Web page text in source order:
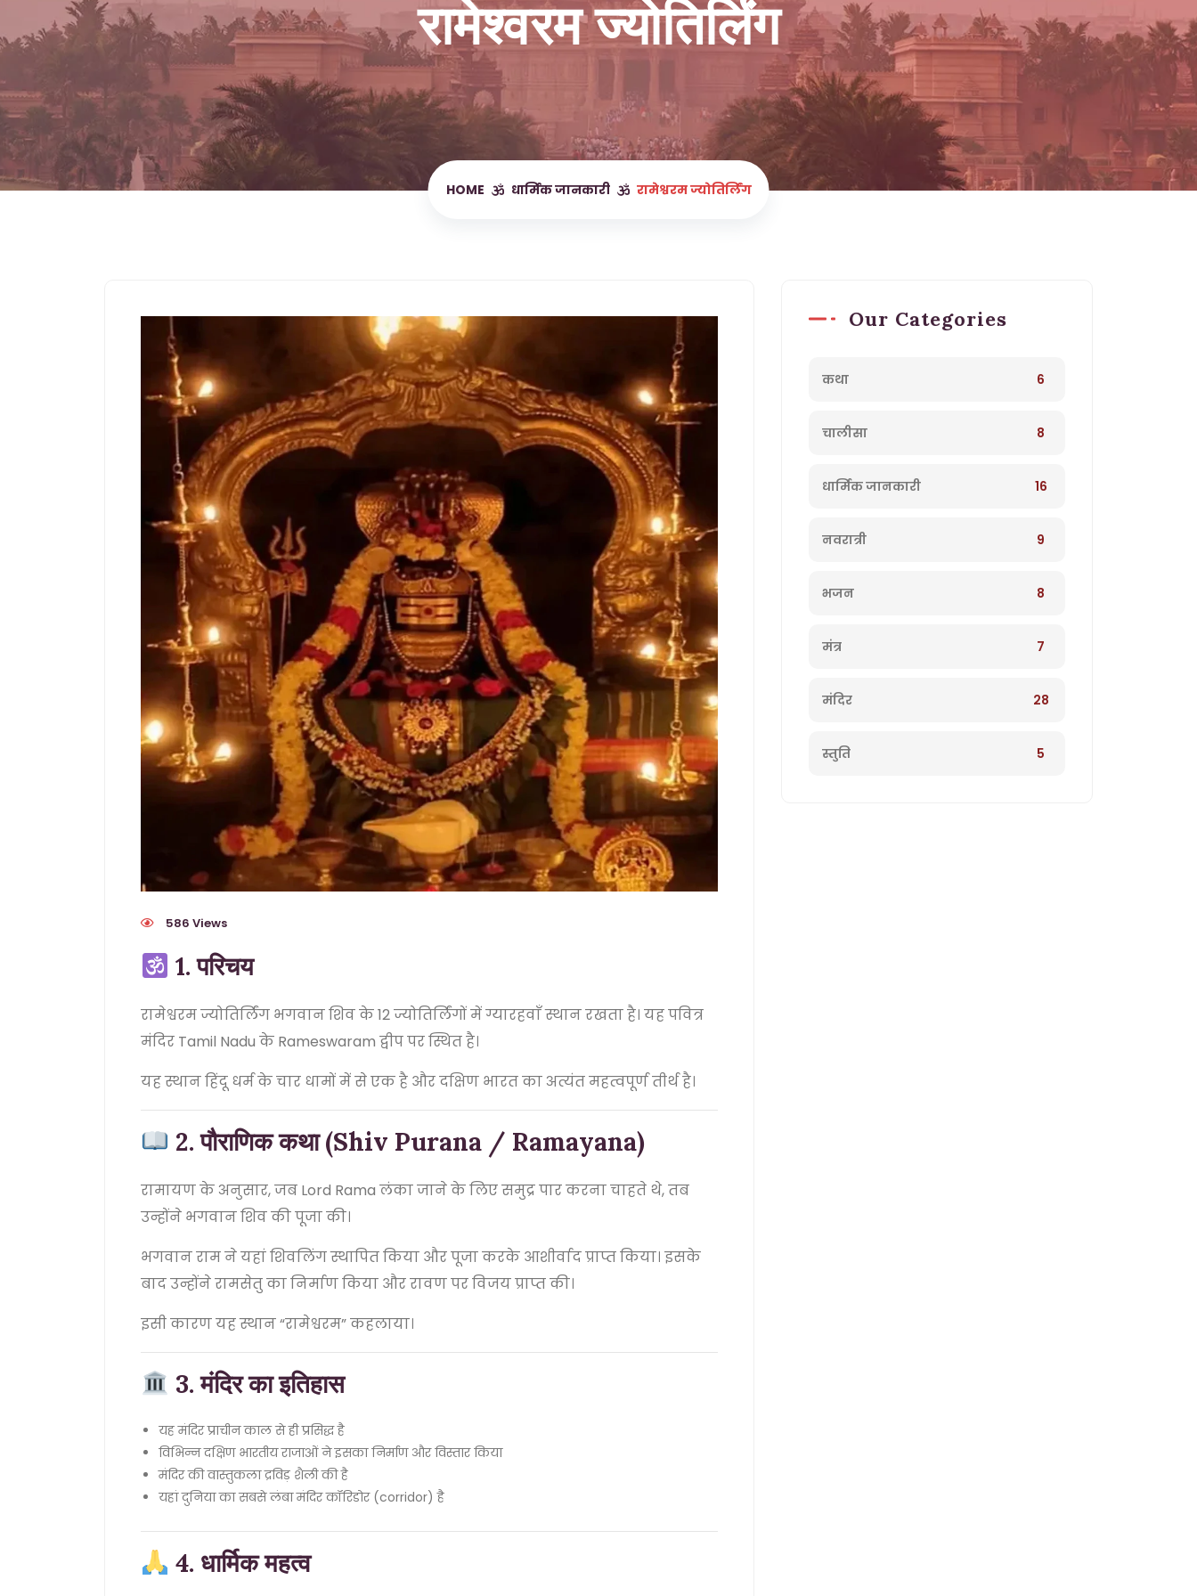
रामेश्वरम ज्योतिर्लिंग
HOME धार्मिक जानकारी रामेश्वरम ज्योतिर्लिंग
586 Views
1. परिचय
रामेश्वरम ज्योतिर्लिंग भगवान शिव के 12 ज्योतिर्लिंगों में ग्यारहवाँ स्थान रखता है। यह पवित्र
मंदिर Tamil Nadu के Rameswaram द्वीप पर स्थित है।
यह स्थान हिंदू धर्म के चार धामों में से एक है और दक्षिण भारत का अत्यंत महत्वपूर्ण तीर्थ है।
2. पौराणिक कथा (Shiv Purana / Ramayana)
रामायण के अनुसार, जब Lord Rama लंका जाने के लिए समुद्र पार करना चाहते थे, तब
उन्होंने भगवान शिव की पूजा की।
भगवान राम ने यहां शिवलिंग स्थापित किया और पूजा करके आशीर्वाद प्राप्त किया। इसके
बाद उन्होंने रामसेतु का निर्माण किया और रावण पर विजय प्राप्त की।
इसी कारण यह स्थान “रामेश्वरम” कहलाया।
3. मंदिर का इतिहास
यह मंदिर प्राचीन काल से ही प्रसिद्ध है
विभिन्न दक्षिण भारतीय राजाओं ने इसका निर्माण और विस्तार किया
मंदिर की वास्तुकला द्रविड़ शैली की है
यहां दुनिया का सबसे लंबा मंदिर कॉरिडोर (corridor) है
4. धार्मिक महत्व
Our Categories
कथा 6
चालीसा 8
धार्मिक जानकारी 16
नवरात्री 9
भजन 8
मंत्र 7
मंदिर 28
स्तुति 5